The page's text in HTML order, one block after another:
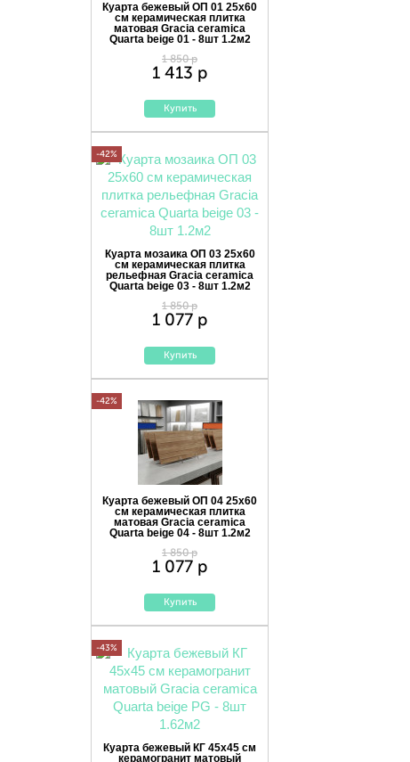
Куарта бежевый ОП 01 25х60
см керамическая плитка
матовая Gracia ceramica
Quarta beige 01 - 8шт 1.2м2
1 850 р
1 413 р
Купить
-42%
Куарта мозаика ОП 03 25х60
см керамическая плитка
рельефная Gracia ceramica
Quarta beige 03 - 8шт 1.2м2
1 850 р
1 077 р
Купить
-42%
Куарта бежевый ОП 04 25х60
см керамическая плитка
матовая Gracia ceramica
Quarta beige 04 - 8шт 1.2м2
1 850 р
1 077 р
Купить
-43%
Куарта бежевый КГ 45х45 см
керамогранит матовый